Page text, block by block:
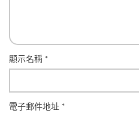
顯示名稱 *
電子郵件地址 *